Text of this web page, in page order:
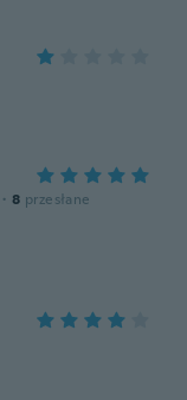
· 8 przesłane